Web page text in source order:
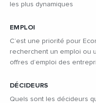
les plus dynamiques
EMPLOI
C’est une priorité pour
recherchent un emploi ou
offres d’emploi des
DÉCIDEURS
Quels sont les décideurs